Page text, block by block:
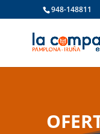
948-148811